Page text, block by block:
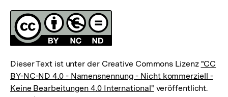
Fussnoten
Fußnoten
Lizenz
Dieser Text ist unter der Creative Commons Lizenz"CC